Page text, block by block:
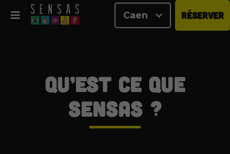
Caen RÉSERVER
Qu’est ce que
SENSAS ?